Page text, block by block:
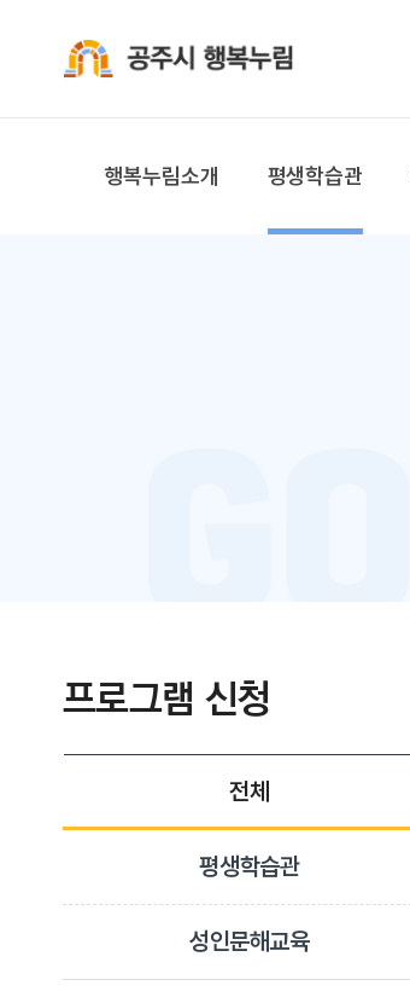
행복누림소개 평생학습관
프로그램 신청
전체
평생학습관
성인문해교육